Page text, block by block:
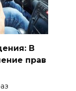
В
прав